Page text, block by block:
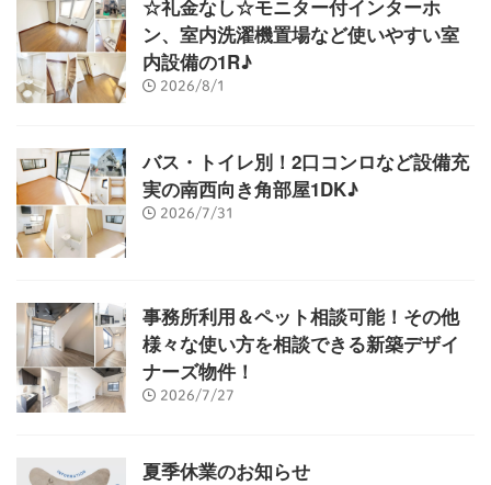
☆礼金なし☆モニター付インターホ
ン、室内洗濯機置場など使いやすい室
内設備の1R♪
2026/8/1
バス・トイレ別！2口コンロなど設備充
実の南西向き角部屋1DK♪
2026/7/31
事務所利用＆ペット相談可能！その他
様々な使い方を相談できる新築デザイ
ナーズ物件！
2026/7/27
夏季休業のお知らせ